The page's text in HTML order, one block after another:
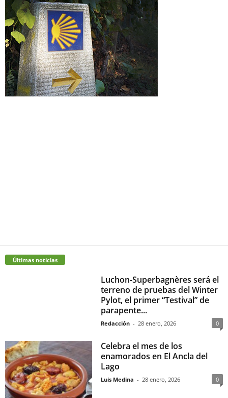
Últimas noticias
Luchon-Superbagnères será el
terreno de pruebas del Winter
Pylot, el primer “Testival” de
parapente...
Redacción - 28 enero, 2026 0
Celebra el mes de los
enamorados en El Ancla del
Lago
Luis Medina - 28 enero, 2026 0